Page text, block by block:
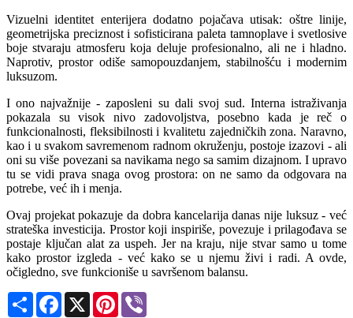
Vizuelni identitet enterijera dodatno pojačava utisak: oštre linije,
geometrijska preciznost i sofisticirana paleta tamnoplave i svetlosive
boje stvaraju atmosferu koja deluje profesionalno, ali ne i hladno.
Naprotiv, prostor odiše samopouzdanjem, stabilnošću i modernim
luksuzom.
I ono najvažnije - zaposleni su dali svoj sud. Interna istraživanja
pokazala su visok nivo zadovoljstva, posebno kada je reč o
funkcionalnosti, fleksibilnosti i kvalitetu zajedničkih zona. Naravno,
kao i u svakom savremenom radnom okruženju, postoje izazovi - ali
oni su više povezani sa navikama nego sa samim dizajnom. I upravo
tu se vidi prava snaga ovog prostora: on ne samo da odgovara na
potrebe, već ih i menja.
Ovaj projekat pokazuje da dobra kancelarija danas nije luksuz - već
strateška investicija. Prostor koji inspiriše, povezuje i prilagođava se
postaje ključan alat za uspeh. Jer na kraju, nije stvar samo u tome
kako prostor izgleda - već kako se u njemu živi i radi. A ovde,
očigledno, sve funkcioniše u savršenom balansu.
Share Facebook
X Pinterest